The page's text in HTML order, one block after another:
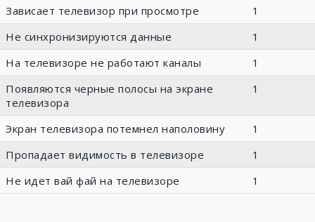
Зависает телевизор при просмотре
1
Не синхронизируются данные
1
На телевизоре не работают каналы
1
Появляются черные полосы на экране
телевизора
1
Экран телевизора потемнел наполовину
1
Пропадает видимость в телевизоре
1
Не идет вай фай на телевизоре
1